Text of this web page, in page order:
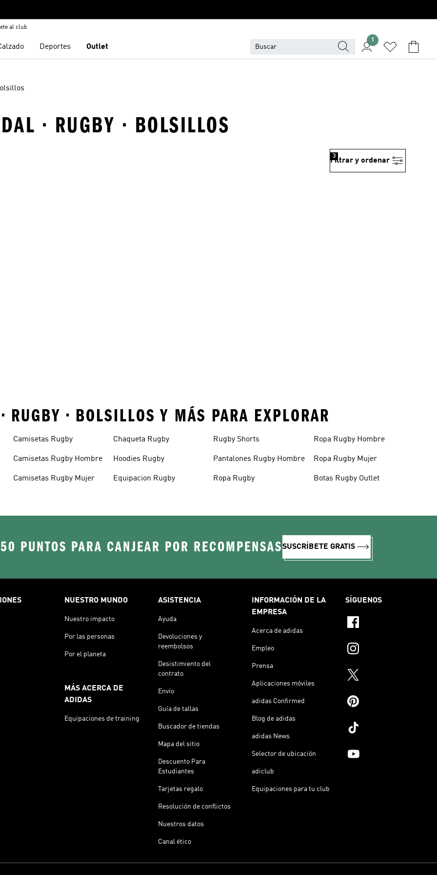
al club
Deportes Outlet
1
· RUGBY · BOLSILLOS
Filtrar y ordenar
3
RUGBY • BOLSILLOS Y MÁS PARA EXPLORAR
Camisetas Rugby
Camisetas Rugby Hombre
Camisetas Rugby Mujer
Chaqueta Rugby
Hoodies Rugby
Equipacion Rugby
Rugby Shorts
Pantalones Rugby Hombre
Ropa Rugby
Ropa Rugby Hombre
Ropa Rugby Mujer
Botas Rugby Outlet
PUNTOS PARA CANJEAR POR RECOMPENSASSUSCRÍBETE GRATIS
NUESTRO MUNDO
Nuestro impacto
Por las personas
Por el planeta
MÁS ACERCA DE
ADIDAS
Equipaciones de training
ASISTENCIA
Ayuda
Devoluciones y
reembolsos
Desistimiento del
contrato
Envío
Guía de tallas
Buscador de tiendas
Mapa del sitio
Descuento Para
Estudiantes
Tarjetas regalo
Resolución de conflictos
Nuestros datos
Canal ético
INFORMACIÓN DE LA
EMPRESA
Acerca de adidas
Empleo
Prensa
Aplicaciones móviles
adidas Confirmed
Blog de adidas
adidas News
Selector de ubicación
adiclub
Equipaciones para tu club
SÍGUENOS